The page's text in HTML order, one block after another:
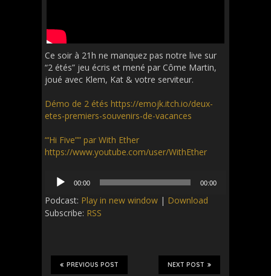
Ce soir à 21h ne manquez pas notre live sur
“2 étés” jeu écris et mené par Côme Martin,
joué avec Klem, Kat & votre serviteur.
Démo de 2 étés https://emojk.itch.io/deux-
etes-premiers-souvenirs-de-vacances
“‘Hi Five”” par With Ether
https://www.youtube.com/user/WithEther
Audio
Player
00:00 00:00
Podcast: Play in new window | Download
Subscribe: RSS
NEXT POST
PREVIOUS POST